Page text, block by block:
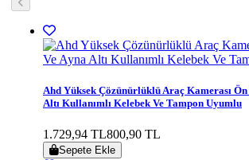
Ahd Yüksek Çözünürlüklü Araç Kamerası Ön
Altı Kullanımlı Kelebek Ve Tampon Uyumlu
1.729,94 TL800,90 TL
Sepete Ekle